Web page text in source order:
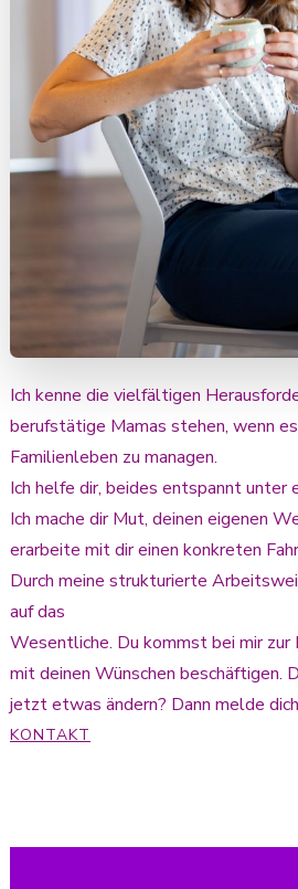
Ich kenne die vielfältigen
berufstätige Mamas stehen, wenn
Familienleben zu managen.
Ich helfe dir, beides entspannt unter
Ich mache dir Mut, deinen eigenen
erarbeite mit dir einen konkreten
Durch meine strukturierte
auf das
Wesentliche. Du kommst bei mir zur
mit deinen Wünschen beschäftigen.
jetzt etwas ändern? Dann melde
KONTAKT